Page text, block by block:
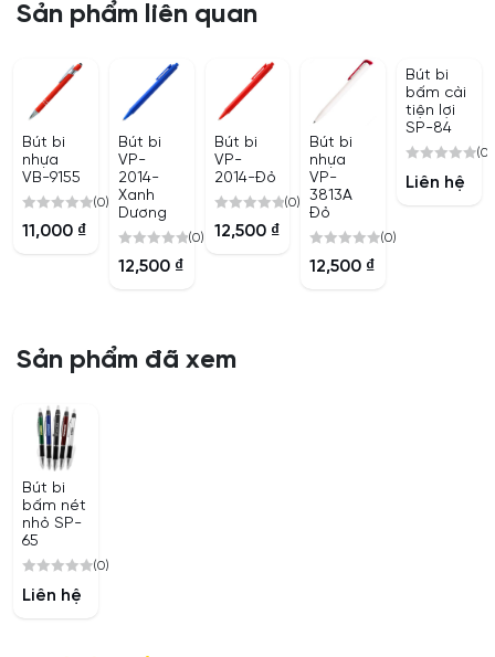
Sản phẩm liên quan
Bút bi
nhựa
VB-9155
0
out
(0)
11,000 ₫
Bút bi
VP-
2014-
Xanh
Dương
0
(0)
12,500 ₫
Bút bi
VP-
2014-Đỏ
0
(0)
12,500 ₫
Bút bi
nhựa
VP-
3813A
Đỏ
0
(0)
12,500 ₫
Bút bi
bấm cài
tiện lợi
SP-84
(0)
Liên hệ
Sản phẩm đã xem
Bút bi
bấm nét
nhỏ SP-
65
(0)
Liên hệ